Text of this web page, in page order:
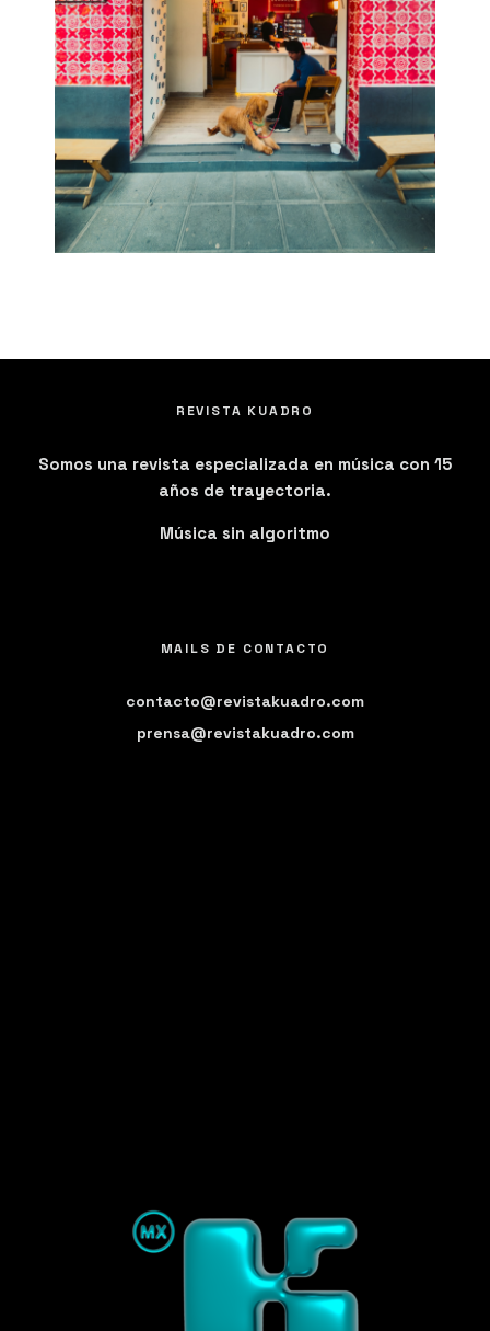
REVISTA KUADRO
Somos una revista especializada en música con 15
años de trayectoria.
Música sin algoritmo
MAILS DE CONTACTO
contacto@revistakuadro.com
prensa@revistakuadro.com